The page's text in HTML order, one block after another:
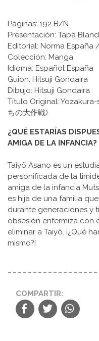
Páginas: 192 B/N
Presentación: Tapa
Editorial: Norma España
Colección: Manga
Idioma: Español España
Guion: Hitsuji Gondaira
Dibujo: Hitsuji Gondaira
Título Original:
ちの大作戦)
¿QUÉ ESTARÍAS
AMIGA DE LA INFANCIA?
Taiyô Asano es un
personificada de la
amiga de la infancia
es hija de una familia
durante generaciones y
obsesión enfermiza con
eliminar a Taiyô. ¡¿Qué
mismo?!
COMPARTIR: